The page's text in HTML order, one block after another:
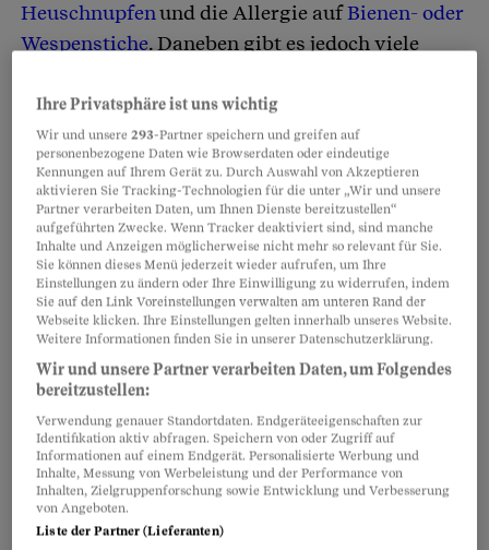
Heuschnupfenund die Allergie aufBienen- oder
Wespenstiche. Daneben gibt es jedoch viele
auf Hausstaubmilben,auf Nahrungsmittel
auf Medikamente. Allen gemeinsam ist der
auslösende Mechanismus: Unser Immunsystem
sollte harmlose Stoffe als solche erkennen und
problemlos tolerieren. Krankheitserreger
hingegen muss es zuverlässig bekämpfen und
eliminieren. Bei allergischen Reaktionen
reagiert das Immunsystem unverhältnismässig
auf ungefährliche Stoffe aus der Umwelt. Es
schiesst sozusagen mit Kanonen auf Spatzen.
Die jeweiligen Symptome sind von Patient zu
Patient unterschiedlich. Häufig sind Niesen,
laufende Naseund tränende Augen. Besonders
Insektengiftallergien, gewisse
Ihre Privatsphäre ist uns wichtig
Wir und unsere293-Partner speichern und greifen auf
personenbezogene Daten wie Browserdaten oder eindeutige
Kennungen auf Ihrem Gerät zu. Durch Auswahl von Akzeptieren
aktivieren Sie Tracking-Technologien für die unter „Wir und unsere
Partner verarbeiten Daten, um Ihnen Dienste bereitzustellen“
aufgeführten Zwecke. Wenn Tracker deaktiviert sind, sind manche
Inhalte und Anzeigen möglicherweise nicht mehr so relevant für Sie.
Sie können dieses Menü jederzeit wieder aufrufen, um Ihre
Einstellungen zu ändern oder Ihre Einwilligung zu widerrufen, indem
Sie auf den Link Voreinstellungen verwalten am unteren Rand der
Webseite klicken. Ihre Einstellungen gelten innerhalb unseres Website.
Weitere Informationen finden Sie in unserer Datenschutzerklärung.
Wir und unsere Partner verarbeiten Daten, um Folgendes
bereitzustellen:
Verwendung genauer Standortdaten. Endgeräteeigenschaften zur
Identifikation aktiv abfragen. Speichern von oder Zugriff auf
Informationen auf einem Endgerät. Personalisierte Werbung und
Inhalte, Messung von Werbeleistung und der Performance von
Inhalten, Zielgruppenforschung sowie Entwicklung und Verbesserung
von Angeboten.
Liste der Partner (Lieferanten)